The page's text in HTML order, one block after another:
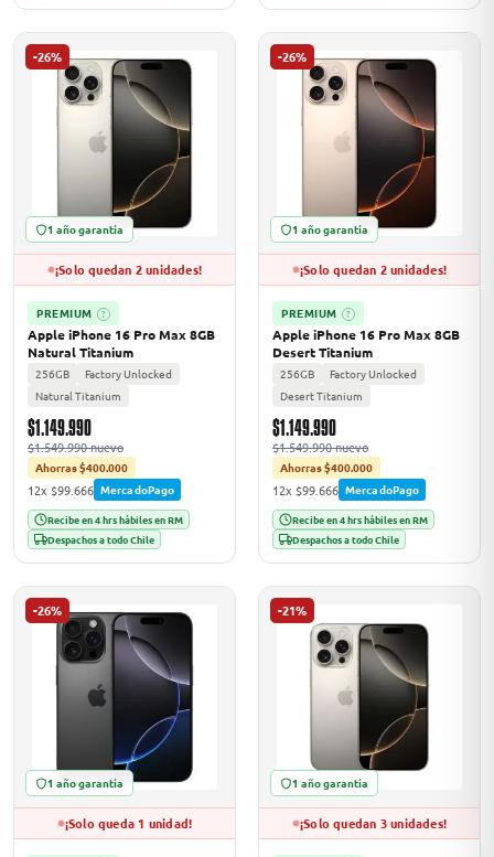
-26%
1 año garantía
¡Solo quedan 2 unidades!
PREMIUM ?
Apple iPhone 16 Pro Max 8GB
Natural Titanium
256GB
Factory Unlocked
Natural Titanium
$1.149.990
$1.549.990 nuevo
Ahorras $400.000
12x $99.666 MercadoPago
Recibe en 4 hrs hábiles en RM
Despachos a todo Chile
-26%
1 año garantía
¡Solo quedan 2 unidades!
PREMIUM ?
Apple iPhone 16 Pro Max 8GB
Desert Titanium
256GB
Factory Unlocked
Desert Titanium
$1.149.990
$1.549.990 nuevo
Ahorras $400.000
12x $99.666 MercadoPago
Recibe en 4 hrs hábiles en RM
Despachos a todo Chile
-26%
1 año garantía
¡Solo queda 1 unidad!
-21%
1 año garantía
¡Solo quedan 3 unidades!